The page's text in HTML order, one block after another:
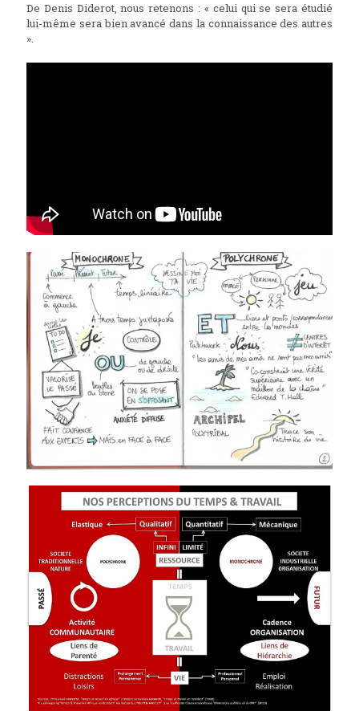
De Denis Diderot, nous retenons : « celui qui se sera étudié
lui-même sera bien avancé dans la connaissance des autres
».